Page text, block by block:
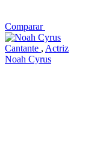
Comparar
Cantante , Actriz
Noah Cyrus